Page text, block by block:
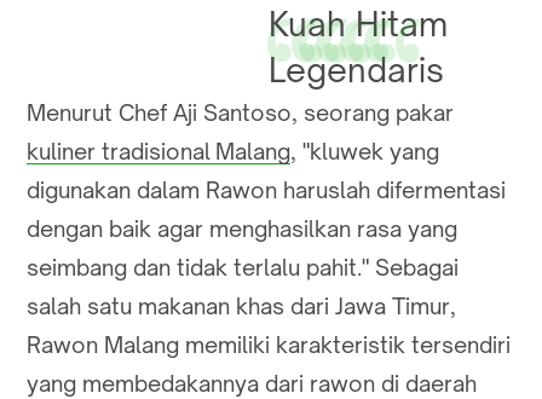
Kuah Hitam
Legendaris
Menurut Chef Aji Santoso, seorang pakar
kuliner tradisional Malang, "kluwek yang
digunakan dalam Rawon haruslah difermentasi
dengan baik agar menghasilkan rasa yang
seimbang dan tidak terlalu pahit." Sebagai
salah satu makanan khas dari Jawa Timur,
Rawon Malang memiliki karakteristik tersendiri
yang membedakannya dari rawon di daerah